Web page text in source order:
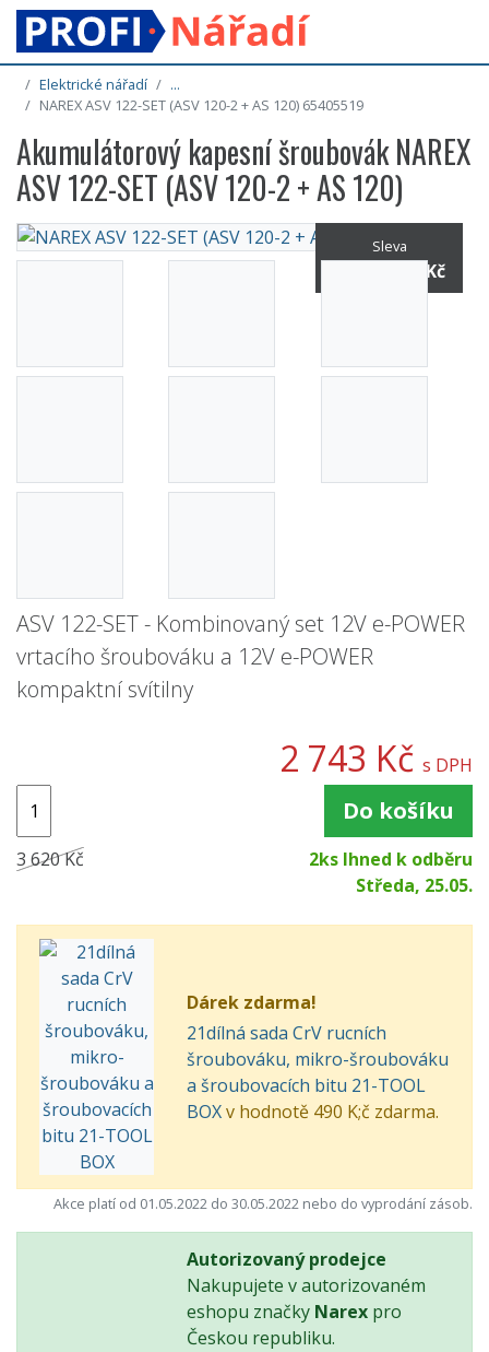
Elektrické nářadí
...
NAREX ASV 122-SET (ASV 120-2 + AS 120) 65405519
Akumulátorový kapesní šroubovák NAREX
ASV 122-SET (ASV 120-2 + AS 120)
Sleva
24% / -877 Kč
ASV 122-SET - Kombinovaný set 12V e-POWER
vrtacího šroubováku a 12V e-POWER
kompaktní svítilny
2 743 Kč s DPH
Do košíku
3 620 Kč
2ks Ihned k odběru
Středa, 25.05.
Dárek zdarma!
21dílná sada CrV rucních
šroubováku, mikro-šroubováku
a šroubovacích bitu 21-TOOL
BOXv hodnotě 490 K;č zdarma.
Akce platí od 01.05.2022 do 30.05.2022 nebo do vyprodání zásob.
Autorizovaný prodejce
Nakupujete v autorizovaném
eshopu značky Narex pro
Českou republiku.